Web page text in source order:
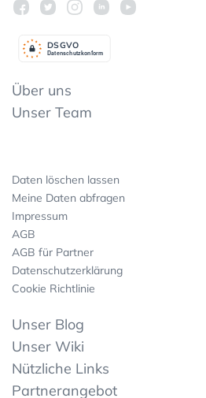
Datenschutzkonform
DSGVO
Über uns
Unser Team
Daten löschen lassen
Meine Daten abfragen
Impressum
AGB
AGB für Partner
Datenschutzerklärung
Cookie Richtlinie
Unser Blog
Unser Wiki
Nützliche Links
Partnerangebot